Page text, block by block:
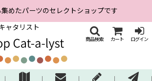
集めたパーツのセレクトショップです
ャタリスト
商品検索 カート ログイン